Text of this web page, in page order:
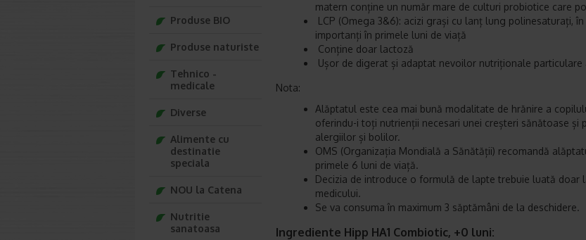
matern conține un număr mare de culturi probiotice care
LCP (Omega 3&6): acizi grași cu lanț lung polinesaturați,
importanți în primele luni de viață
Conține doar lactoză
Ușor de digerat și adaptat nevoilor nutriționale
Nota:
Alăptatul este cea mai bună modalitate de hrănire a
oferindu-i toți nutrienții necesari unei creșteri sănătoase și
alergiilor și bolilor.
OMS (Organizația Mondială a Sănătății) recomandă
primele 6 luni de viață.
Decizia de introduce o formulă de lapte trebuie luată doar
medicului.
Se va consuma în maximum 3 săptămâni de la deschidere.
Ingrediente Hipp HA1 Combiotic, +0 luni:
Produse BIO
Produse naturiste
Tehnico -
medicale
Diverse
Alimente cu
destinatie
speciala
NOU la Catena
Nutritie
sanatoasa